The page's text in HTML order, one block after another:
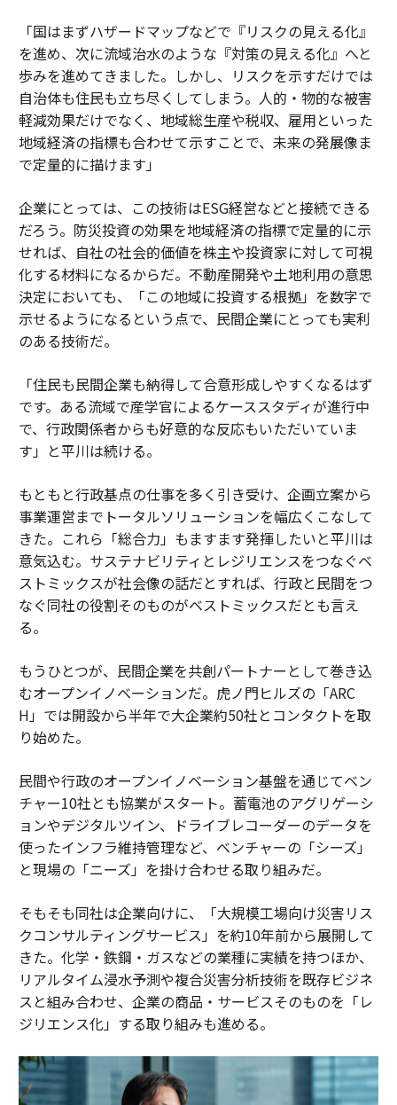
「国はまずハザードマップなどで『リスクの見える化』
を進め、次に流域治水のような『対策の見える化』へと
歩みを進めてきました。しかし、リスクを示すだけでは
自治体も住民も立ち尽くしてしまう。人的・物的な被害
軽減効果だけでなく、地域総生産や税収、雇用といった
地域経済の指標も合わせて示すことで、未来の発展像ま
で定量的に描けます」
企業にとっては、この技術はESG経営などと接続できる
だろう。防災投資の効果を地域経済の指標で定量的に示
せれば、自社の社会的価値を株主や投資家に対して可視
化する材料になるからだ。不動産開発や土地利用の意思
決定においても、「この地域に投資する根拠」を数字で
示せるようになるという点で、民間企業にとっても実利
のある技術だ。
「住民も民間企業も納得して合意形成しやすくなるはず
です。ある流域で産学官によるケーススタディが進行中
で、行政関係者からも好意的な反応もいただいていま
す」と平川は続ける。
もともと行政基点の仕事を多く引き受け、企画立案から
事業運営までトータルソリューションを幅広くこなして
きた。これら「総合力」もますます発揮したいと平川は
意気込む。サステナビリティとレジリエンスをつなぐベ
ストミックスが社会像の話だとすれば、行政と民間をつ
なぐ同社の役割そのものがベストミックスだとも言え
る。
もうひとつが、民間企業を共創パートナーとして巻き込
むオープンイノベーションだ。虎ノ門ヒルズの「ARC
H」では開設から半年で大企業約50社とコンタクトを取
り始めた。
民間や行政のオープンイノベーション基盤を通じてベン
チャー10社とも協業がスタート。蓄電池のアグリゲーシ
ョンやデジタルツイン、ドライブレコーダーのデータを
使ったインフラ維持管理など、ベンチャーの「シーズ」
と現場の「ニーズ」を掛け合わせる取り組みだ。
そもそも同社は企業向けに、「大規模工場向け災害リス
クコンサルティングサービス」を約10年前から展開して
きた。化学・鉄鋼・ガスなどの業種に実績を持つほか、
リアルタイム浸水予測や複合災害分析技術を既存ビジネ
スと組み合わせ、企業の商品・サービスそのものを「レ
ジリエンス化」する取り組みも進める。